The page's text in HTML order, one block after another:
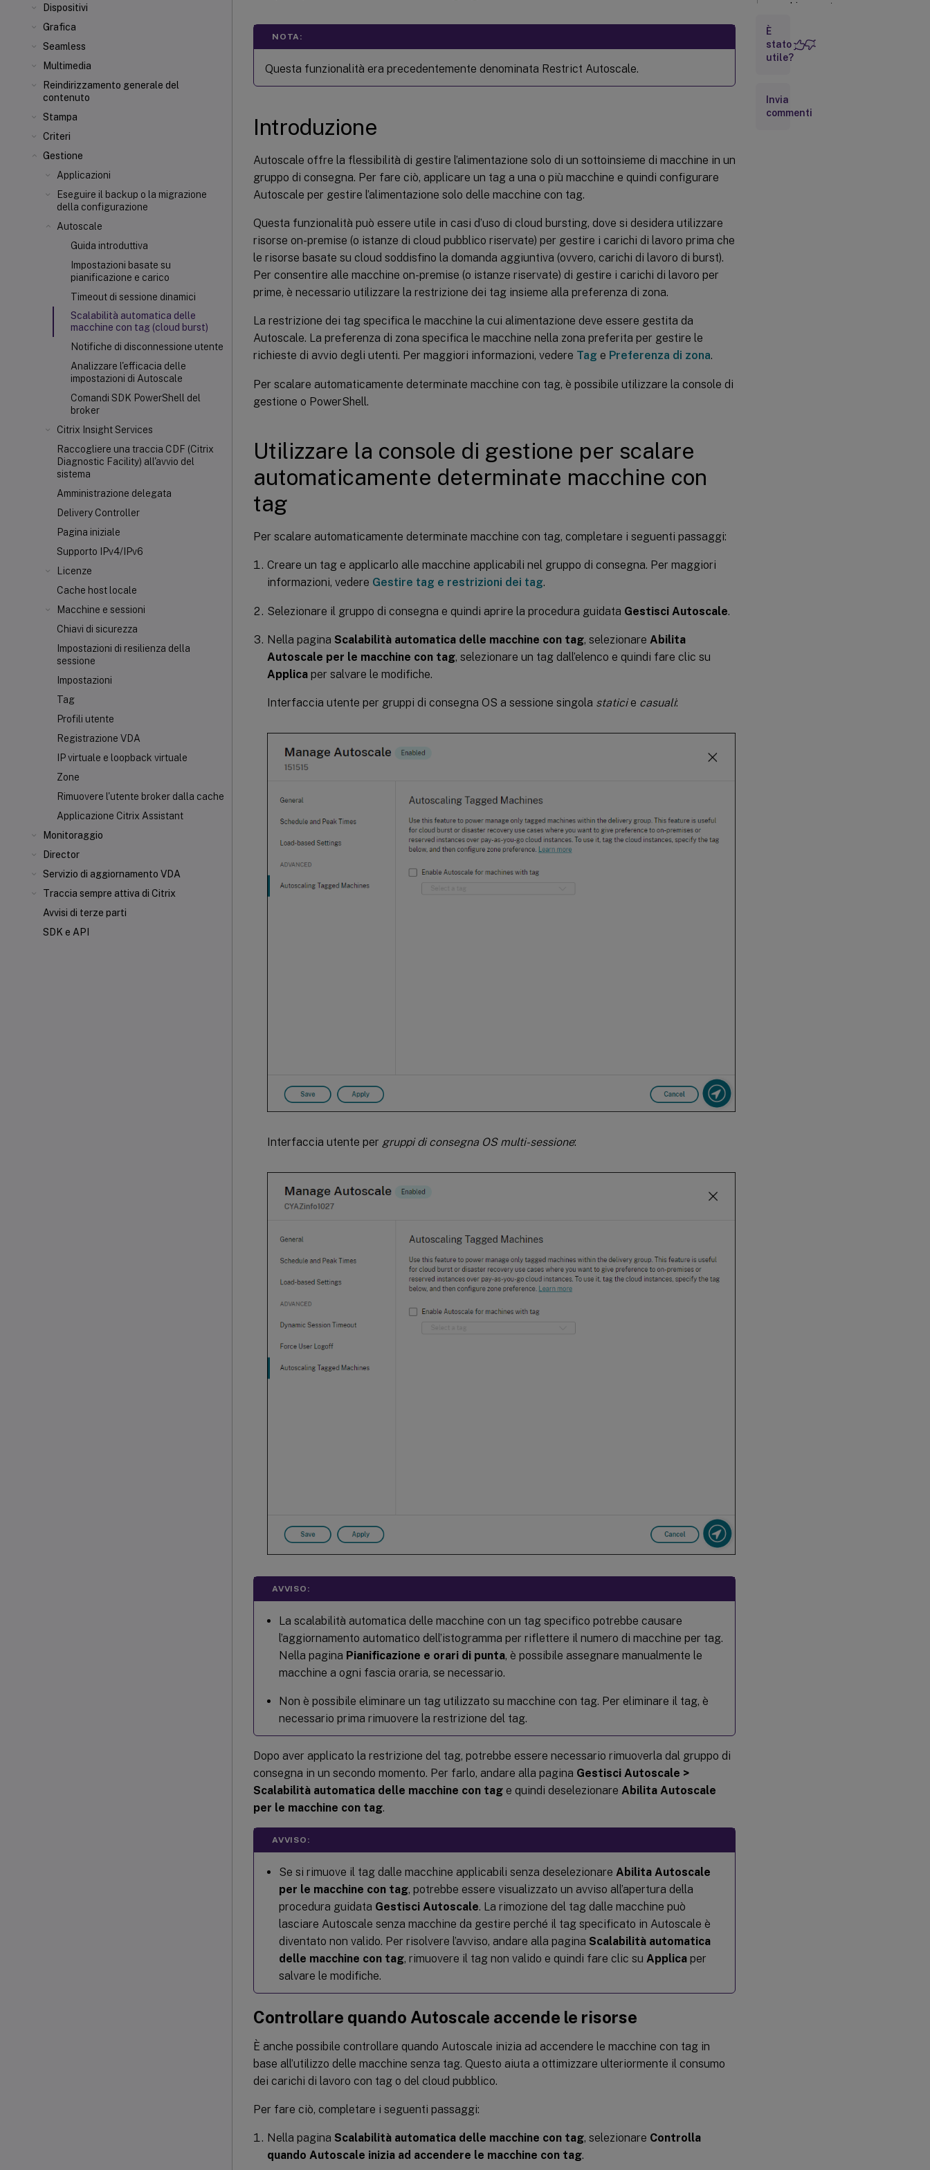
Dispositivi
Grafica
Seamless
Multimedia
Reindirizzamento generale del
contenuto
Stampa
Criteri
Gestione
Applicazioni
Eseguire il backup o la migrazione
della configurazione
Autoscale
Guida introduttiva
Impostazioni basate su
pianificazione e carico
Timeout di sessione dinamici
Scalabilità automatica delle
macchine con tag (cloud burst)
Notifiche di disconnessione utente
Analizzare l'efficacia delle
impostazioni di Autoscale
Comandi SDK PowerShell del
broker
Citrix Insight Services
Raccogliere una traccia CDF (Citrix
Diagnostic Facility) all'avvio del
sistema
Amministrazione delegata
Delivery Controller
Pagina iniziale
Supporto IPv4/IPv6
Licenze
Cache host locale
Macchine e sessioni
Chiavi di sicurezza
Impostazioni di resilienza della
sessione
Impostazioni
Tag
Profili utente
Registrazione VDA
IP virtuale e loopback virtuale
Zone
Rimuovere l'utente broker dalla cache
Applicazione Citrix Assistant
Monitoraggio
Director
Servizio di aggiornamento VDA
Traccia sempre attiva di Citrix
Avvisi di terze parti
SDK e API
NOTA:
Questa funzionalità era precedentemente denominata Restrict Autoscale.
Introduzione
Autoscale offre la flessibilità di gestire l’alimentazione solo di un sottoinsieme di macchine in un
gruppo di consegna. Per fare ciò, applicare un tag a una o più macchine e quindi configurare
Autoscale per gestire l’alimentazione solo delle macchine con tag.
Questa funzionalità può essere utile in casi d’uso di cloud bursting, dove si desidera utilizzare
risorse on-premise (o istanze di cloud pubblico riservate) per gestire i carichi di lavoro prima che
le risorse basate su cloud soddisfino la domanda aggiuntiva (ovvero, carichi di lavoro di burst).
Per consentire alle macchine on-premise (o istanze riservate) di gestire i carichi di lavoro per
prime, è necessario utilizzare la restrizione dei tag insieme alla preferenza di zona.
La restrizione dei tag specifica le macchine la cui alimentazione deve essere gestita da
Autoscale. La preferenza di zona specifica le macchine nella zona preferita per gestire le
richieste di avvio degli utenti. Per maggiori informazioni, vedere Tag e Preferenza di zona.
Per scalare automaticamente determinate macchine con tag, è possibile utilizzare la console di
gestione o PowerShell.
Utilizzare la console di gestione per scalare
automaticamente determinate macchine con
tag
Per scalare automaticamente determinate macchine con tag, completare i seguenti passaggi:
Creare un tag e applicarlo alle macchine applicabili nel gruppo di consegna. Per maggiori
informazioni, vedere Gestire tag e restrizioni dei tag.
Selezionare il gruppo di consegna e quindi aprire la procedura guidata Gestisci Autoscale.
Nella pagina Scalabilità automatica delle macchine con tag, selezionare Abilita
Autoscale per le macchine con tag, selezionare un tag dall’elenco e quindi fare clic su
Applica per salvare le modifiche.
Interfaccia utente per gruppi di consegna OS a sessione singola staticie casuali:
Interfaccia utente per gruppi di consegna OS multi-sessione:
AVVISO:
La scalabilità automatica delle macchine con un tag specifico potrebbe causare
l’aggiornamento automatico dell’istogramma per riflettere il numero di macchine per tag.
Nella pagina Pianificazione e orari di punta, è possibile assegnare manualmente le
macchine a ogni fascia oraria, se necessario.
Non è possibile eliminare un tag utilizzato su macchine con tag. Per eliminare il tag, è
necessario prima rimuovere la restrizione del tag.
Dopo aver applicato la restrizione del tag, potrebbe essere necessario rimuoverla dal gruppo di
consegna in un secondo momento. Per farlo, andare alla pagina Gestisci Autoscale >
Scalabilità automatica delle macchine con tag e quindi deselezionare Abilita Autoscale
per le macchine con tag.
AVVISO:
Se si rimuove il tag dalle macchine applicabili senza deselezionare Abilita Autoscale
per le macchine con tag, potrebbe essere visualizzato un avviso all’apertura della
procedura guidata Gestisci Autoscale. La rimozione del tag dalle macchine può
lasciare Autoscale senza macchine da gestire perché il tag specificato in Autoscale è
diventato non valido. Per risolvere l’avviso, andare alla pagina Scalabilità automatica
delle macchine con tag, rimuovere il tag non valido e quindi fare clic su Applica per
salvare le modifiche.
Controllare quando Autoscale accende le risorse
È anche possibile controllare quando Autoscale inizia ad accendere le macchine con tag in
base all’utilizzo delle macchine senza tag. Questo aiuta a ottimizzare ulteriormente il consumo
dei carichi di lavoro con tag o del cloud pubblico.
Per fare ciò, completare i seguenti passaggi:
Nella pagina Scalabilità automatica delle macchine con tag, selezionare Controlla
quando Autoscale inizia ad accendere le macchine con tag.
macchine con tag
Utilizzare
PowerShell per
macchine con tag
È
stato
utile?
Invia
commenti